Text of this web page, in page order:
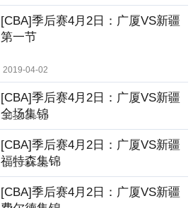
[CBA]季后赛4月2日：广厦VS新疆
第一节
2019-04-02
[CBA]季后赛4月2日：广厦VS新疆
全场集锦
2019-04-02
[CBA]季后赛4月2日：广厦VS新疆
福特森集锦
2019-04-02
[CBA]季后赛4月2日：广厦VS新疆